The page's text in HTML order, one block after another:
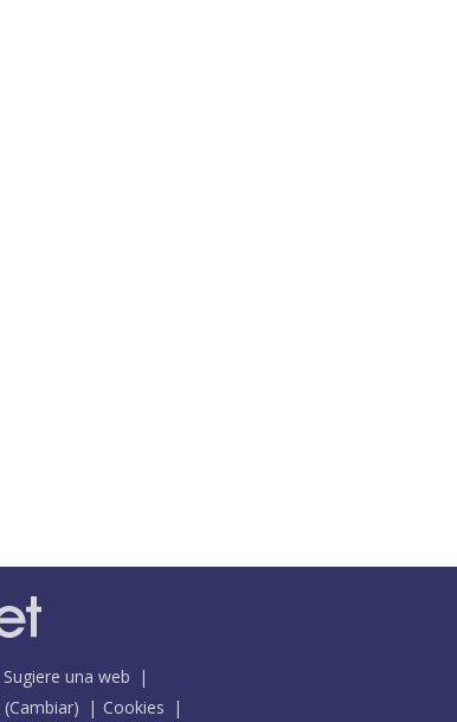
Sugiere una web
(Cambiar) Cookies